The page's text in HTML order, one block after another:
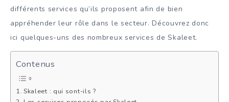
différents services qu’ils proposent afin de bien
appréhender leur rôle dans le secteur. Découvrez donc
ici quelques-uns des nombreux services de Skaleet.
Contenus
Skaleet : qui sont-ils ?